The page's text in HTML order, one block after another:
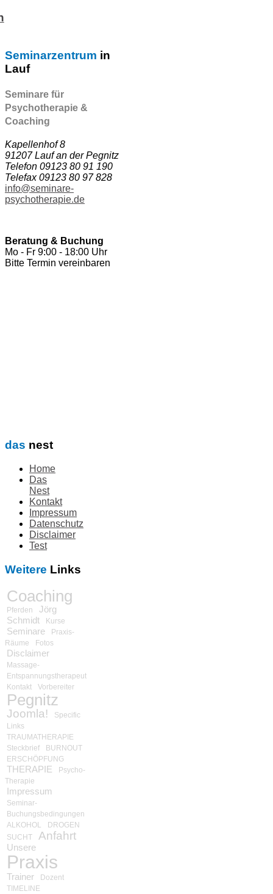
Seminarzentrum in
Lauf
Seminare für
Psychotherapie &
Coaching
Kapellenhof 8
91207 Lauf an der Pegnitz
Telefon 09123 80 91 190
Telefax 09123 80 97 828
info@seminare-
psychotherapie.de
Beratung & Buchung
Mo - Fr 9:00 - 18:00 Uhr
Bitte Termin vereinbaren
das nest
Home
Das
Nest
Kontakt
Impressum
Datenschutz
Disclaimer
Test
Weitere Links
Coaching
Pferden
Jörg
Schmidt
Kurse
Seminare
Praxis-
Räume
Fotos
Disclaimer
Massage-
Entspannungstherapeut
Kontakt
Vorbereiter
Pegnitz
Joomla!
Specific
Links
TRAUMATHERAPIE
Steckbrief
BURNOUT
ERSCHÖPFUNG
THERAPIE
Psycho-
Therapie
Impressum
Seminar-
Buchungsbedingungen
ALKOHOL
DROGEN
SUCHT
Anfahrt
Unsere
Praxis
Trainer
Dozent
TIMELINE